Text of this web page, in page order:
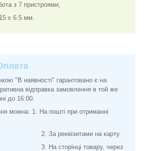
з 7 пристроями;
x 6.5 мм.
"В наявності" гарантовано є на
відправка замовлення в той же
до 16:00.
можна: 1. На пошті при отриманні
на карту.
товару, через